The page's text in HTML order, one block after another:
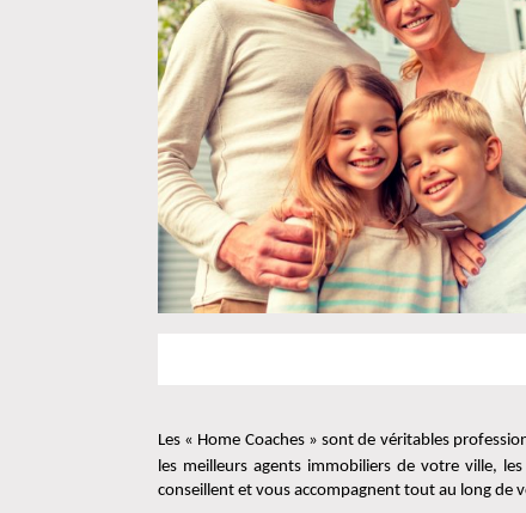
Les « Home Coaches » sont de véritables
les meilleurs agents immobiliers de votre ville,
conseillent et vous accompagnent tout au long de